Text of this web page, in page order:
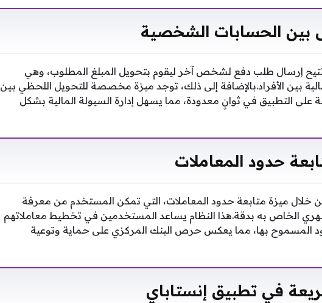
بين الحسابات الشخصية
تتيح إرسال طلب دفع لشخص آخر ليقوم بتحويل المبلغ المطلوب، وهي
بين الأفراد.بالإضافة إلى ذلك، توجد ميزة مخصصة للتحويل اللحظي بين
التطبيق في ثوانٍ معدودة، مما يسهل إدارة السيولة المالية بشكل
حدود المعاملات
خلال ميزة متابعة حدود المعاملات، التي تمكن المستخدم من معرفة
الخاص به بدقة.هذا النظام يساعد المستخدمين في تخطيط معاملاتهم
المسموح بها، مما يعكس حرص البنك المركزي على حماية وتوعية
في تطبيق إنستاباي